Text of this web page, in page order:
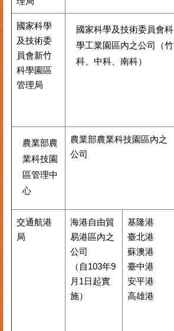
國家科學
及技術委
員會新竹
科學園區
管理局
國家科學及技術委員會科
學工業園區內之公司（竹
科、中科、南科）
農業部農
業科技園
區管理中
心
農業部農業科技園區內之
公司
交通航港
局
海港自由貿
易港區內之
公司
（自103年9
月1日起實
施）
基隆港
臺北港
蘇澳港
臺中港
安平港
高雄港